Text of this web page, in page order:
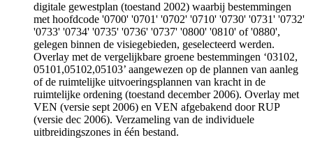
digitale gewestplan (toestand 2002) waarbij bestemmingen
met hoofdcode '0700' '0701' '0702' '0710' '0730' '0731' '0732'
'0733' '0734' '0735' '0736' '0737' '0800' '0810' of '0880',
gelegen binnen de visiegebieden, geselecteerd werden.
Overlay met de vergelijkbare groene bestemmingen ‘03102,
05101,05102,05103’ aangewezen op de plannen van aanleg
of de ruimtelijke uitvoeringsplannen van kracht in de
ruimtelijke ordening (toestand december 2006). Overlay met
VEN (versie sept 2006) en VEN afgebakend door RUP
(versie dec 2006). Verzameling van de individuele
uitbreidingszones in één bestand.